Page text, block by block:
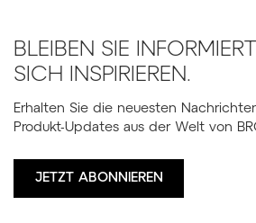
BLEIBEN SIE
SICH INSPIRIEREN.
Erhalten Sie die neuesten
Produkt-Updates aus der Welt von
JETZT ABONNIEREN